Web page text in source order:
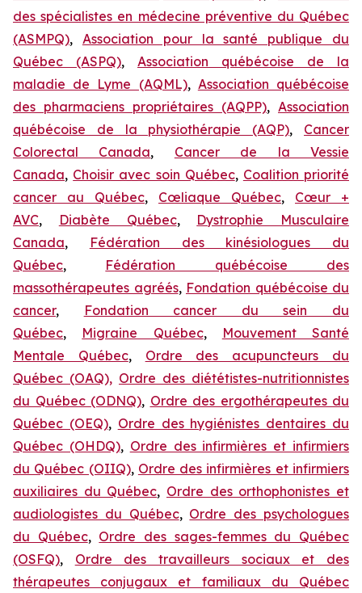
des spécialistes en médecine préventive du Québec
(ASMPQ), Association pour la santé publique du
Québec (ASPQ), Association québécoise de la
maladie de Lyme (AQML), Association québécoise
des pharmaciens propriétaires (AQPP), Association
québécoise de la physiothérapie (AQP), Cancer
Colorectal Canada, Cancer de la Vessie
Canada, Choisir avec soin Québec, Coalition priorité
cancer au Québec, Cœliaque Québec, Cœur +
AVC, Diabète Québec, Dystrophie Musculaire
Canada,
Fédération des kinésiologues du
Québec, Fédération québécoise des
massothérapeutes agréés, Fondation québécoise du
cancer,
Fondation cancer du sein du
Québec, Migraine Québec,
Mouvement Santé
Mentale Québec, Ordre des acupuncteurs du
Québec (OAQ), Ordre des diététistes-nutritionnistes
du Québec (ODNQ), Ordre des ergothérapeutes du
Québec (OEQ), Ordre des hygiénistes dentaires du
Québec (OHDQ), Ordre des infirmières et infirmiers
du Québec (OIIQ), Ordre des infirmières et infirmiers
auxiliaires du Québec, Ordre des orthophonistes et
audiologistes du Québec, Ordre des psychologues
du Québec, Ordre des sages-femmes du Québec
(OSFQ), Ordre des travailleurs sociaux et des
thérapeutes conjugaux et familiaux du Québec